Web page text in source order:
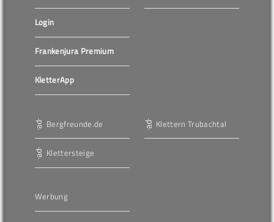
Login
Frankenjura Premium
KletterApp
Bergfreunde.de
Klettersteige
Klettern Trubachtal
Werbung